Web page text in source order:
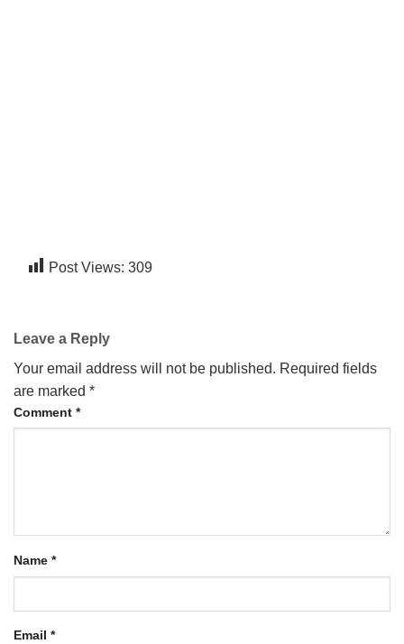
Post Views: 309
Leave a Reply
Your email address will not be published. Required fields
are marked *
Comment *
Name *
Email *